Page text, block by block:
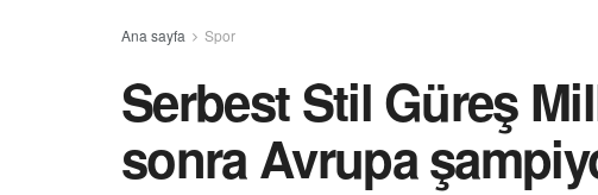
Ana sayfa Spor
Serbest Stil Güreş
sonra Avrupa